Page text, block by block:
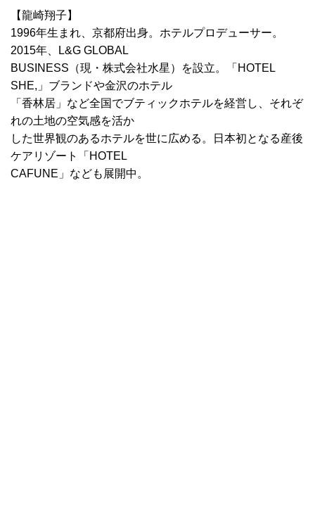
【龍崎翔子】
1996年生まれ、京都府出身。ホテルプロデューサー。
2015年、L&G GLOBAL
BUSINESS（現・株式会社水星）を設立。「HOTEL
SHE,」ブランドや金沢のホテル
「香林居」など全国でブティックホテルを経営し、それぞ
れの土地の空気感を活か
した世界観のあるホテルを世に広める。日本初となる産後
ケアリゾート「HOTEL
CAFUNE」なども展開中。